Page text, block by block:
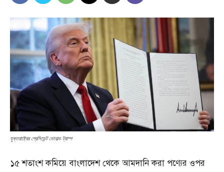
যুক্তরাষ্ট্রের প্রেসিডেন্ট ডোনাল্ড ট্রাম্প
১৫ শতাংশ কমিয়ে বাংলাদেশ থেকে আমদানি করা পণ্যের ওপর